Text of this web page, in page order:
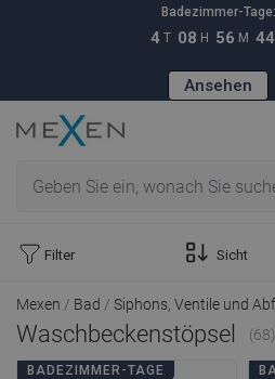
Badezimmer-Tage:
4 T 08 H 56 M 42
Ansehen
Filter Sicht
Mexen Bad Siphons, Ventile und
Waschbeckenstöpsel (68)
BADEZIMMER-TAGE